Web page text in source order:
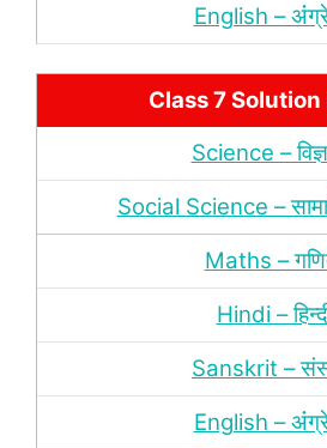
English –
Class 7 Solution
Science –
Social Science –
Maths –
Hindi –
Sanskrit –
English –